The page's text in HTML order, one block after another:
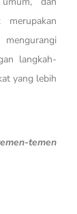
langkah-
yang lebih
temen